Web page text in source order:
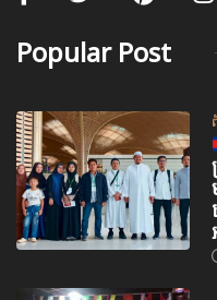
Popular Post